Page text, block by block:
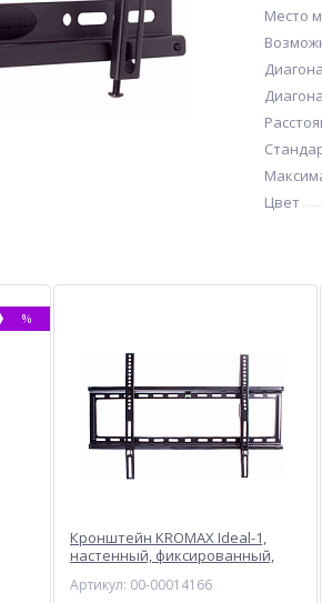
Место
Цвет
%
Кронштейн KROMAX Ideal-1,
настенный, фиксированный,
Артикул: 00-00014166